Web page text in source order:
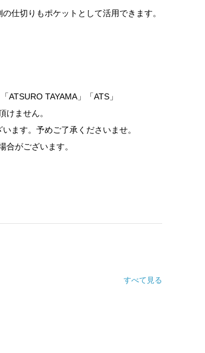
仕切りもポケットとして活用できます。
ATSURO TAYAMA」「ATS」
ません。
ます。予めご了承くださいませ。
がございます。
すべて見る